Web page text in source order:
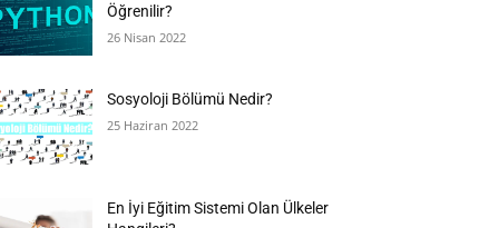
Öğrenilir?
26 Nisan 2022
Sosyoloji Bölümü Nedir?
25 Haziran 2022
En İyi Eğitim Sistemi Olan Ülkeler